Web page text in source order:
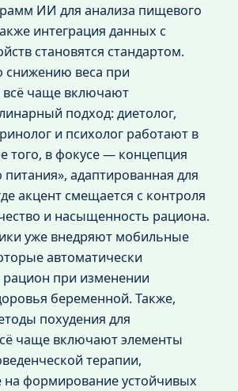
ИИ для анализа пищевого
интеграция данных с
становятся стандартом.
веса при
всё чаще включают
подход: диетолог,
и психолог работают в
того, в фокусе — концепция
питания», адаптированная для
акцент смещается с контроля
и насыщенность рациона.
уже внедряют мобильные
автоматически
при изменении
беременной. Также,
похудения для
чаще включают элементы
терапии,
на формирование устойчивых